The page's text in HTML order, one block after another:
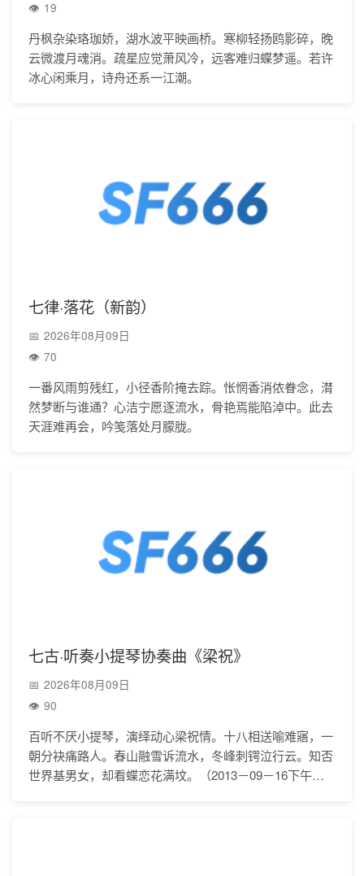
19
丹枫杂染珞珈娇，湖水波平映画桥。寒柳轻扬鸥影碎，晚
云微渡月魂消。疏星应觉萧风冷，远客难归蝶梦遥。若许
冰心闲乘月，诗舟还系一江潮。
七律·落花（新韵）
2026年08月09日
70
一番风雨剪残红，小径香阶掩去踪。怅惘香消侬眷念，潸
然梦断与谁通？心洁宁愿逐流水，骨艳焉能陷淖中。此去
天涯难再会，吟笺落处月朦胧。
七古·听奏小提琴协奏曲《梁祝》
2026年08月09日
90
百听不厌小提琴，演绎动心梁祝情。十八相送喻难寤，一
朝分袂痛路人。春山融雪诉流水，冬峰刺锷泣行云。知否
世界基男女，却看蝶恋花满坟。（2013－09－16下午，